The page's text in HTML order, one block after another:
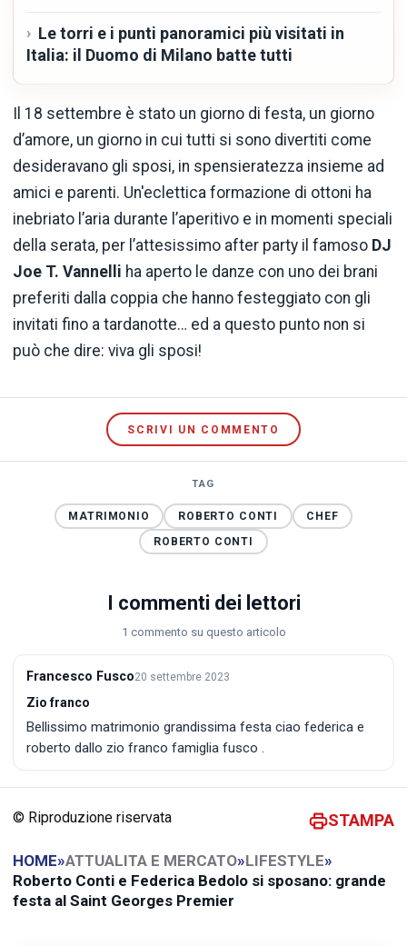
Le torri e i punti panoramici più visitati in
Italia: il Duomo di Milano batte tutti
Il 18 settembre è stato un giorno di festa, un giorno
d’amore, un giorno in cui tutti si sono divertiti come
desideravano gli sposi, in spensieratezza insieme ad
amici e parenti. Un'eclettica formazione di ottoni ha
inebriato l’aria durante l’aperitivo e in momenti speciali
della serata, per l’attesissimo after party il famoso DJ
Joe T. Vannelli ha aperto le danze con uno dei brani
preferiti dalla coppia che hanno festeggiato con gli
invitati fino a tardanotte… ed a questo punto non si
può che dire: viva gli sposi!
SCRIVI UN COMMENTO
TAG
MATRIMONIO ROBERTO CONTI
CHEF
ROBERTO CONTI
I commenti dei lettori
1 commento su questo articolo
Francesco Fusco20 settembre 2023
Zio franco
Bellissimo matrimonio grandissima festa ciao federica e
roberto dallo zio franco famiglia fusco .
© Riproduzione riservata STAMPA
HOME»ATTUALITA E MERCATO»LIFESTYLE»
Roberto Conti e Federica Bedolo si sposano: grande
festa al Saint Georges Premier